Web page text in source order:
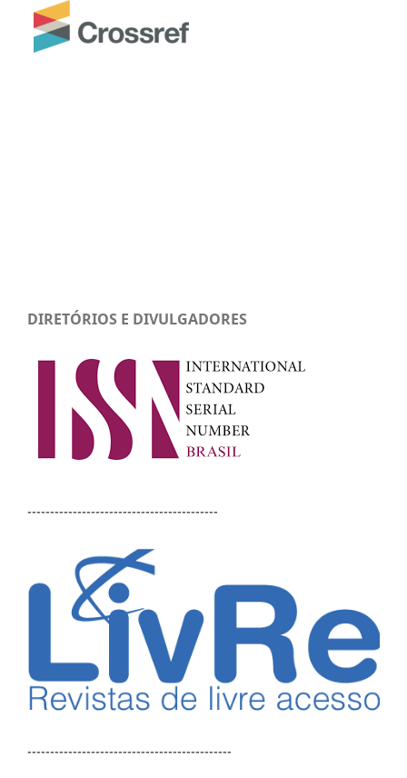
DIRETÓRIOS E DIVULGADORES
------------------------------------------
---------------------------------------------